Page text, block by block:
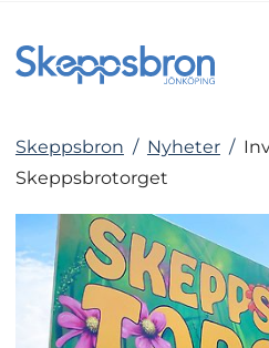
Skeppsbron / Nyheter /
Skeppsbrotorget